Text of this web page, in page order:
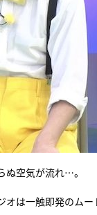
ぬ空気が流れ…。
オは一触即発のムー